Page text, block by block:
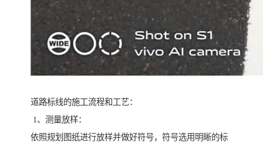
道路标线的施工流程和工艺：
1、测量放样：
依照规划图纸进行放样并做好符号，符号选用明晰的标